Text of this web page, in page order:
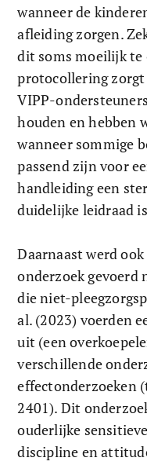
wanneer de
afleiding zorgen.
dit soms moeilijk te
protocollering zorgt
VIPP-
houden en hebben
wanneer sommige
passend zijn voor
handleiding een
duidelijke leidraad
Daarnaast werd
onderzoek gevoerd
die niet-
al. (2023) voerden
uit (een
verschillende
effectonderzoeken
2401). Dit
ouderlijke
discipline en